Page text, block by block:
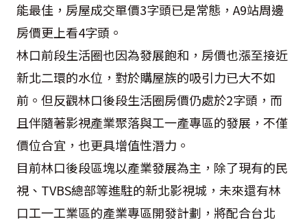
能最佳，房屋成交單價3字頭已是常態，A9站周邊
房價更上看4字頭。
林口前段生活圈也因為發展飽和，房價也漲至接近
新北二環的水位，對於購屋族的吸引力已大不如
前。但反觀林口後段生活圈房價仍處於2字頭，而
且伴隨著影視產業聚落與工一產專區的發展，不僅
價位合宜，也更具增值性潛力。
目前林口後段區塊以產業發展為主，除了現有的民
視、TVBS總部等進駐的新北影視城，未來還有林
口工一工業區的產業專區開發計劃，將配合台北